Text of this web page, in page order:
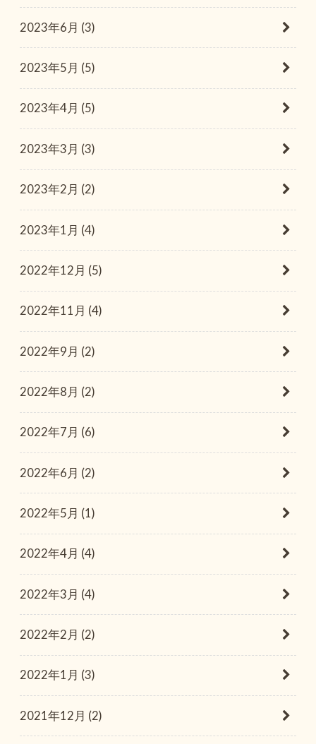
2023年6月 (3)
2023年5月 (5)
2023年4月 (5)
2023年3月 (3)
2023年2月 (2)
2023年1月 (4)
2022年12月 (5)
2022年11月 (4)
2022年9月 (2)
2022年8月 (2)
2022年7月 (6)
2022年6月 (2)
2022年5月 (1)
2022年4月 (4)
2022年3月 (4)
2022年2月 (2)
2022年1月 (3)
2021年12月 (2)